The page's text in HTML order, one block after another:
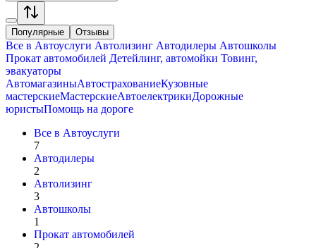
Популярные Отзывы
Все в Автоуслуги Автолизинг Автодилеры Автошколы
Прокат автомобилей Детейлинг, автомойки Товинг,
эвакуаторы
АвтомагазиныАвтострахованиеКузовные
мастерскиеМастерскиеАвтоелектрикиДорожные
юристыПомощь на дороге
Все в Автоуслуги
7
Автодилеры
2
Автолизинг
3
Автошколы
1
Прокат автомобилей